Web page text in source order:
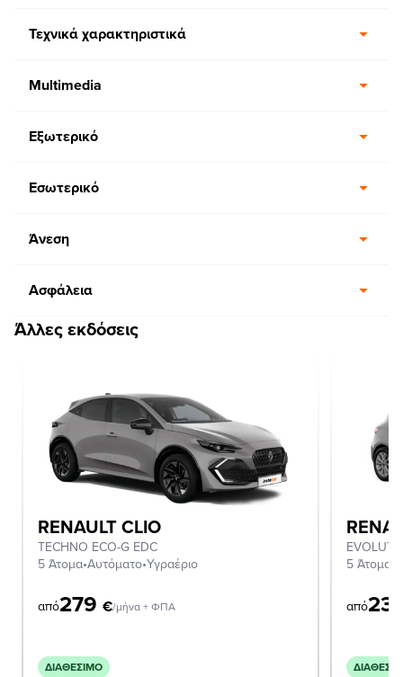
Τεχνικά χαρακτηριστικά
Multimedia
Εξωτερικό
Εσωτερικό
Άνεση
Ασφάλεια
Άλλες εκδόσεις
RENAULT CLIO
TECHNO ECO-G EDC
5 Άτομα•Αυτόματο•Υγραέριο
από279 €/μήνα + ΦΠΑ
ΔΙΑΘΈΣΙΜΟ
5 Άτομα
από